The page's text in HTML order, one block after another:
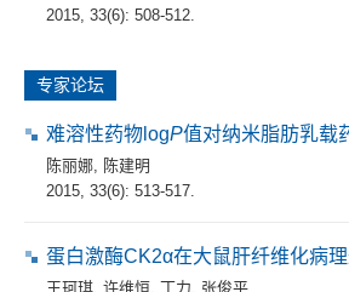
2015, 33(6): 508-512.
专家论坛
难溶性药物logP值对纳米脂肪乳载
陈丽娜
陈建明
2015, 33(6): 513-517.
蛋白激酶CK2α在大鼠肝纤维化病
王珂琪 许维恒 丁力
张俊平